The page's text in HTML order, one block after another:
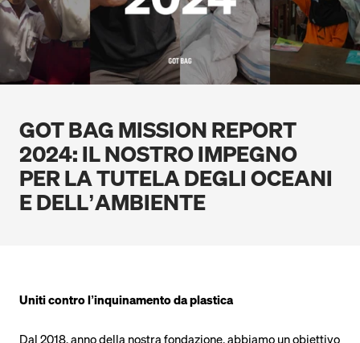
GOT BAG MISSION REPORT
2024: IL NOSTRO IMPEGNO
PER LA TUTELA DEGLI OCEANI
E DELL’AMBIENTE
Uniti contro l’inquinamento da plastica
Dal 2018, anno della nostra fondazione, abbiamo un obiettivo